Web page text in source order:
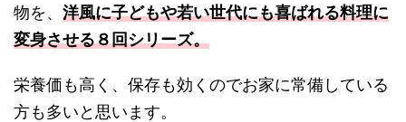
物を、 洋風に子どもや若い世代にも喜ばれる料理に
変身させる８回シリーズ。
栄養価も高く、保存も効くのでお家に常備している
方も多いと思います。